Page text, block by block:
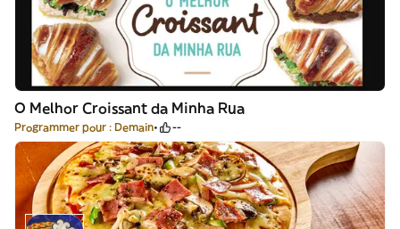
O Melhor Croissant da Minha Rua
Programmer pour : Demain --